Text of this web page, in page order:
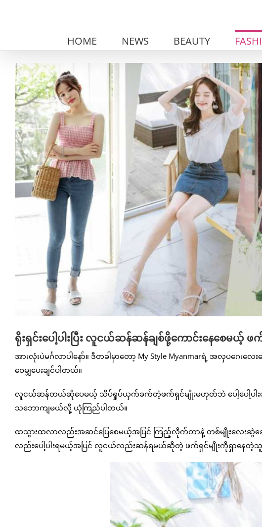
HOME NEWS BEAUTY
View
Larger
Image
ရိုးရှင်းပေါ့ပါးပြီး လူငယ်ဆန်ဆန်ချစ်ဖို့ကောင်းနေစေမယ့် ဖက်
အားလုံးပဲမင်္ဂလာပါနော်။ ဒီတခါမှာတော့ My Style Myanmarရဲ့ အလှပ
ဝေမျှပေးချင်ပါတယ်။
လူငယ်ဆန်တယ်ဆိုပေမယ့် သိပ်ရှုပ်ယှက်ခက်တဲ့ဖက်ရှင်မျိုးမဟုတ်ဘဲ ပေါ့ပေါ့ပါးပါ
သဘောကျမယ်လို့ ယုံကြည်ပါတယ်။
ထသွားထလာလည်းအဆင်ပြေစေမယ့်အပြင် ကြည့်လိုက်တာနဲ့ တစ်မျိုးလေးဆွဲဆေ
လည်းပေါ့ပါးရမယ့်အပြင် လူငယ်လည်းဆန်ရမယ်ဆိုတဲ့ ဖက်ရှင်မျိုးကိုရှာနေ